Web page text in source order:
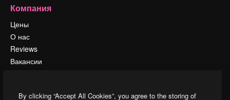
Компания
Цены
О нас
Reviews
Вакансии
События
By clicking “Accept All Cookies”, you agree to the storing of